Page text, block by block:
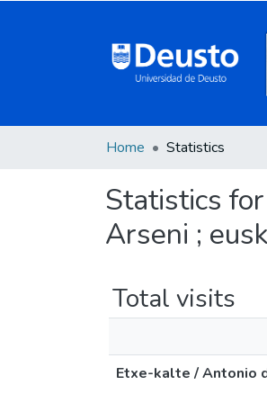
Home Statistics
Statistics
Arseni ;
Total visits
Etxe-kalte / Antonio